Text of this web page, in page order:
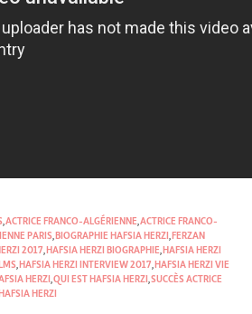
,ACTRICE FRANCO-ALGÉRIENNE,ACTRICE FRANCO-
PARIS, BIOGRAPHIE HAFSIA HERZI , FERZAN
2017, HAFSIA HERZI BIOGRAPHIE, HAFSIA HERZI
, HAFSIA HERZI INTERVIEW 2017, HAFSIA HERZI VIE
HERZI ,QUI EST HAFSIA HERZI ,SUCCÈS ACTRICE
HERZI